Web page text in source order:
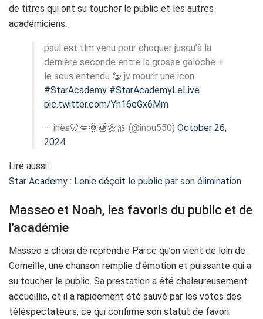
de titres qui ont su toucher le public et les autres
académiciens.
paul est tlm venu pour choquer jusqu’à la
dernière seconde entre la grosse galoche +
le sous entendu 🔞 jv mourir une icon
#StarAcademy #StarAcademyLeLive
pic.twitter.com/Yh16eGx6Mm
— inès🦷💋🌞🍯🌼🎀 (@inou550) October 26,
2024
Lire aussi :
Star Academy : Lenie déçoit le public par son élimination
Masseo et Noah, les favoris du public et de
l’académie
Masseo a choisi de reprendre Parce qu’on vient de loin de
Corneille, une chanson remplie d’émotion et puissante qui a
su toucher le public. Sa prestation a été chaleureusement
accueillie, et il a rapidement été sauvé par les votes des
téléspectateurs, ce qui confirme son statut de favori.